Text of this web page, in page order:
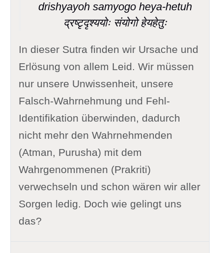
drishyayoh samyogo heya-hetuh
द्रष्टृदृश्ययोः संयोगो हेयहेतुः
In dieser Sutra finden wir Ursache und
Erlösung von allem Leid. Wir müssen
nur unsere Unwissenheit, unsere
Falsch-Wahrnehmung und Fehl-
Identifikation überwinden, dadurch
nicht mehr den Wahrnehmenden
(Atman, Purusha) mit dem
Wahrgenommenen (Prakriti)
verwechseln und schon wären wir aller
Sorgen ledig. Doch wie gelingt uns
das?